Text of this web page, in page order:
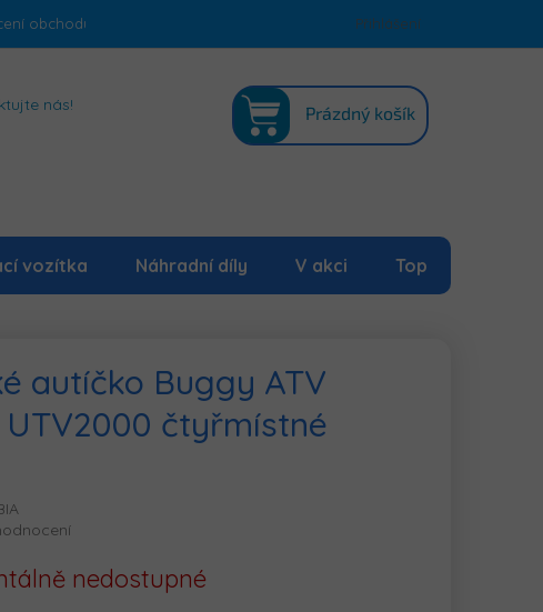
obchodu Podmínky ochrany osobních údajů Mapa serveru
Přihlášení
nás!
KOŠÍK
Prázdný košík
vozítka Náhradní díly V akci Top
autíčko Buggy ATV
UTV2000 čtyřmístné
nedostupné